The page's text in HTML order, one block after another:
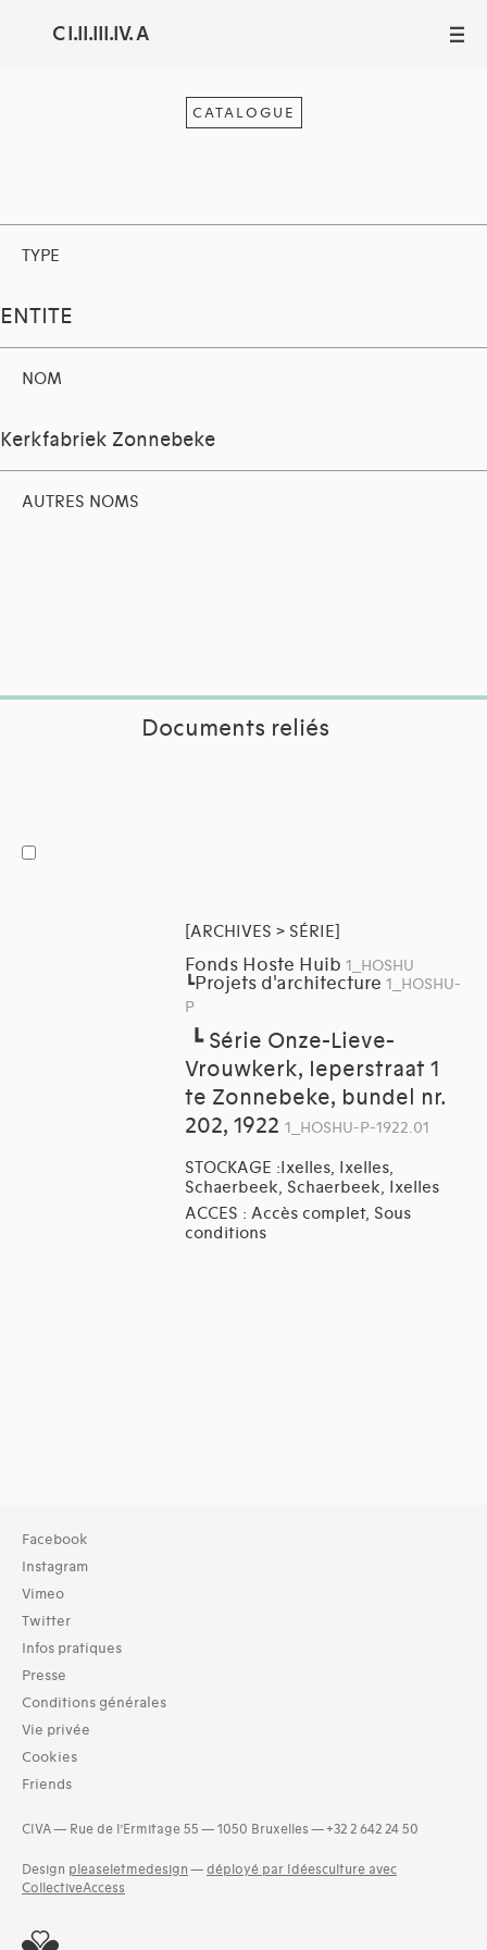
C I.II.III.IV. A III
CATALOGUE
TYPE
ENTITE
NOM
Kerkfabriek Zonnebeke
AUTRES NOMS
Documents reliés
[ARCHIVES > SÉRIE]
Fonds Hoste Huib 1_HOSHU
┗Projets d'architecture 1_HOSHU-
P
┗ Série Onze-Lieve-
Vrouwkerk, Ieperstraat 1
te Zonnebeke, bundel nr.
202, 1922 1_HOSHU-P-1922.01
STOCKAGE :Ixelles, Ixelles,
Schaerbeek, Schaerbeek, Ixelles
ACCES : Accès complet, Sous
conditions
Facebook
Instagram
Vimeo
Twitter
Infos pratiques
Presse
Conditions générales
Vie privée
Cookies
Friends
CIVA — Rue de l’Ermitage 55 — 1050 Bruxelles — +32 2 642 24 50
Design pleaseletmedesign — déployé par Idéesculture avec
CollectiveAccess